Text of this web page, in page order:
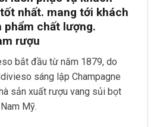
nhất. mang tới khách
phẩm chất lượng.
rượu
bắt đầu từ năm 1879, do
sáng lập Champagne
sản xuất rượu vang sủi bọt
Mỹ.